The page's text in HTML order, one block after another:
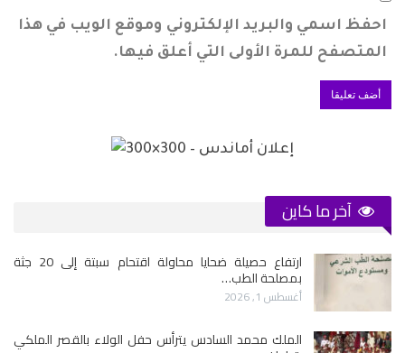
احفظ اسمي والبريد الإلكتروني وموقع الويب في هذا
المتصفح للمرة الأولى التي أعلق فيها.
آخر ما كاين
ارتفاع حصيلة ضحايا محاولة اقتحام سبتة إلى 20 جثة
بمصلحة الطب…
أغسطس 1, 2026
الملك محمد السادس يترأس حفل الولاء بالقصر الملكي